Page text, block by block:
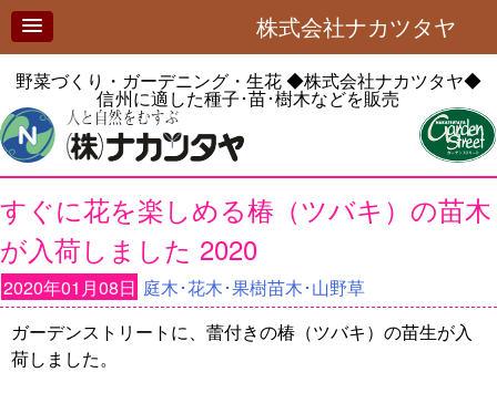
株式会社ナカツタヤ
野菜づくり・ガーデニング・生花◆株式会社ナカツタヤ◆
信州に適した種子･苗･樹木などを販売
すぐに花を楽しめる椿（ツバキ）の苗木
が入荷しました 2020
2020年01月08日 庭木･花木･果樹苗木･山野草
ガーデンストリートに、蕾付きの椿（ツバキ）の苗生が入
荷しました。